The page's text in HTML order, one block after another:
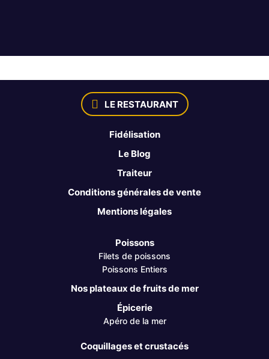
LE RESTAURANT
Fidélisation
Le Blog
Traiteur
Conditions générales de vente
Mentions légales
Poissons
Filets de poissons
Poissons Entiers
Nos plateaux de fruits de mer
Épicerie
Apéro de la mer
Coquillages et crustacés